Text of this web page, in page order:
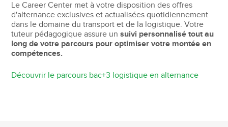
Le Career Center met à votre disposition des offres
d'alternance exclusives et actualisées quotidiennement
dans le domaine du transport et de la logistique. Votre
tuteur pédagogique assure unsuivi personnalisé tout au
long de votre parcours pour optimiser votre montée en
compétences.
Découvrir le parcours bac+3 logistique en alternance